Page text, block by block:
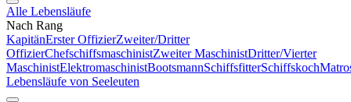
Alle Lebensläufe
Nach Rang
KapitänErster OffizierZweiter/Dritter
OffizierChefschiffsmaschinistZweiter MaschinistDritter/Vierter
MaschinistElektromaschinistBootsmannSchiffsfitterSchiffskoch
Lebensläufe von Seeleuten